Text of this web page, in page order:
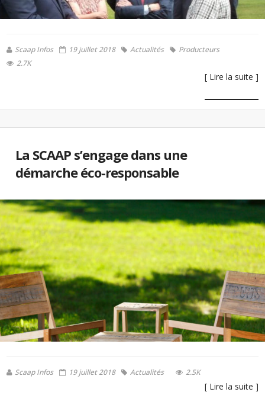
Scaap Infos 19 juillet 2018 Actualités
Producteurs
2.7K
[ Lire la suite ]
La SCAAP s’engage dans une
démarche éco-responsable
Scaap Infos 19 juillet 2018 Actualités 2.5K
[ Lire la suite ]